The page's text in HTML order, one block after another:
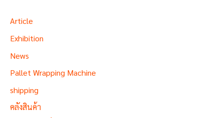
Article
Exhibition
News
Pallet Wrapping Machine
shipping
คลังสินค้า